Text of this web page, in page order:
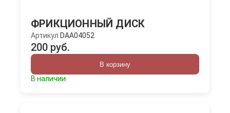
ФРИКЦИОННЫЙ ДИСК
Артикул DAA04052
200 руб.
В корзину
В наличии